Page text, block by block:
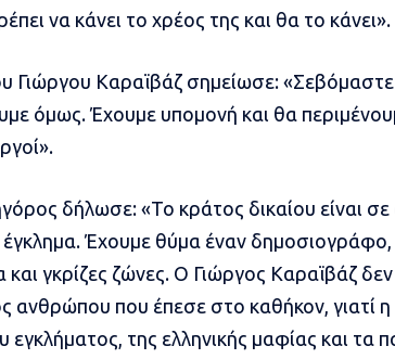
να κάνει το χρέος της και θα το κάνει».
Γιώργου Καραϊβάζ σημείωσε:
όμως. Έχουμε υπομονή και θα
δήλωσε: «Το κράτος δικαίου είναι
Έχουμε θύμα έναν δημοσιογράφο,
γκρίζες ζώνες. Ο Γιώργος Καραϊβάζ δεν
ανθρώπου που έπεσε στο καθήκον, γιατί
της ελληνικής μαφίας και τα